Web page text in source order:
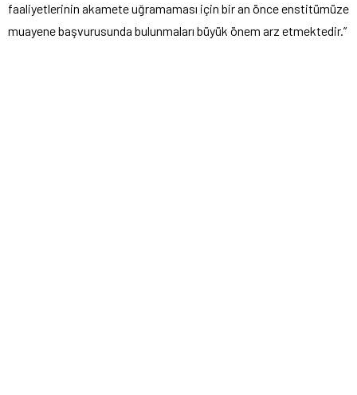
faaliyetlerinin akamete uğramaması için bir an önce enstitümüze
muayene başvurusunda bulunmaları büyük önem arz etmektedir.”